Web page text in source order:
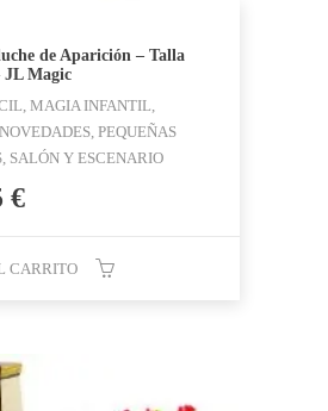
de Aparición – Talla
JL Magic
MAGIA INFANTIL,
PEQUEÑAS
SALÓN Y ESCENARIO
€
CARRITO